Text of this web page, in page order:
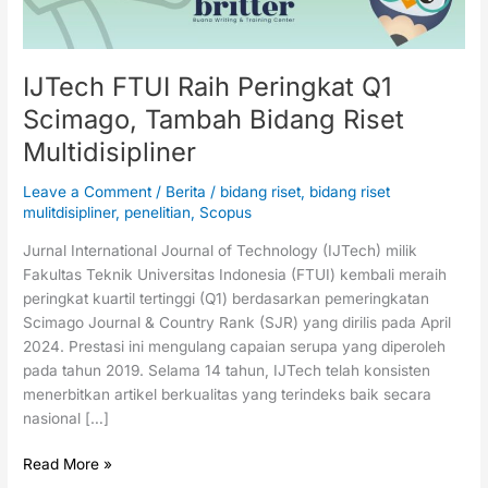
IJTech FTUI Raih Peringkat Q1
Scimago, Tambah Bidang Riset
Multidisipliner
Leave a Comment / Berita / bidang riset, bidang riset
mulitdisipliner, penelitian,Scopus
Jurnal International Journal of Technology (IJTech) milik
Fakultas Teknik Universitas Indonesia (FTUI) kembali meraih
peringkat kuartil tertinggi (Q1) berdasarkan pemeringkatan
Scimago Journal & Country Rank (SJR) yang dirilis pada April
2024. Prestasi ini mengulang capaian serupa yang diperoleh
pada tahun 2019. Selama 14 tahun, IJTech telah konsisten
menerbitkan artikel berkualitas yang terindeks baik secara
nasional […]
Multidisipliner
Read More »